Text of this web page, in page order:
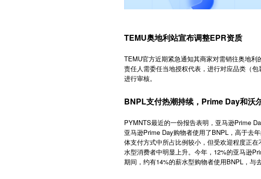
TEMU奥地利站宣布调整EPR资质
TEMU官方近期紧急通知其商家对需销往奥地
责任人需委任当地授权代表，进行对应品类（
进行审核。
BNPL支付热潮持续，Prime Day和沃
PYMNTS最近的一份报告表明，亚马逊Prime
亚马逊Prime Day购物者使用了BNPL，高于去
体支付方式中所占比例较小，但受欢迎程度正
水型消费者中明显上升。今年，12%的亚马逊
期间，约有14%的薪水型购物者使用BNPL，与